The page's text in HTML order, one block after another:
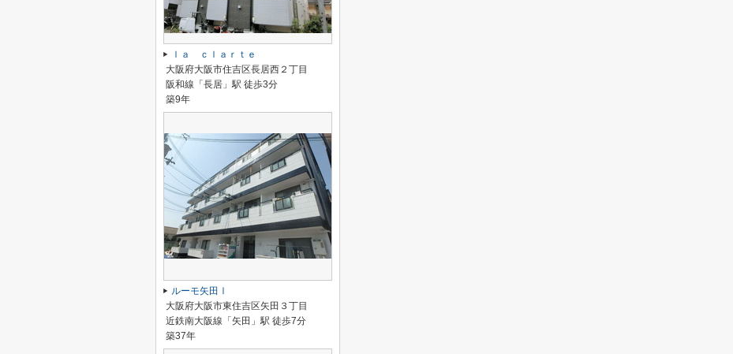
ｌａ ｃｌａｒｔｅ
大阪府大阪市住吉区長居西２丁目
阪和線「長居」駅 徒歩3分
築9年
ルーモ矢田Ⅰ
大阪府大阪市東住吉区矢田３丁目
近鉄南大阪線「矢田」駅 徒歩7分
築37年